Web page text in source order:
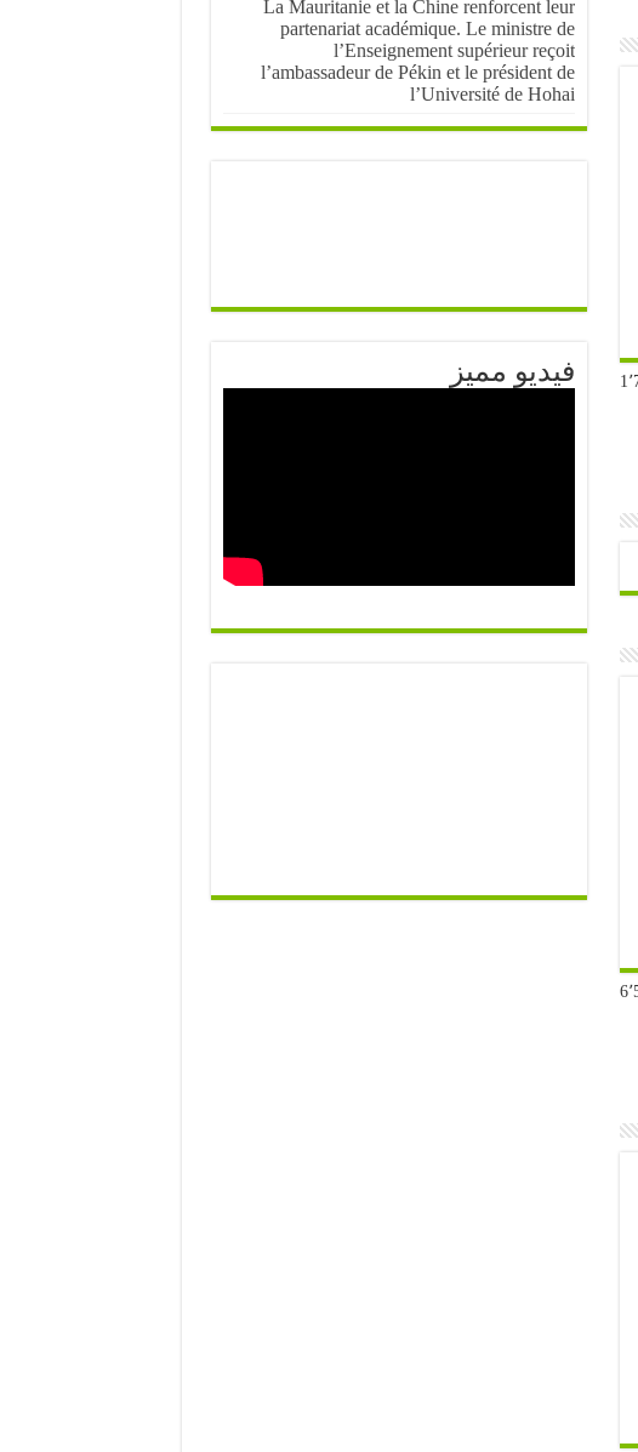
La Mauritanie et la Chine renforcent leur
partenariat académique. Le ministre de
l’Enseignement supérieur reçoit
l’ambassadeur de Pékin et le président de
l’Université de Hohai
فيديو مميز